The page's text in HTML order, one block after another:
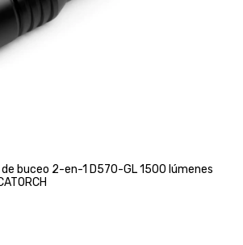
buceo 2-en-1 D570-GL 1500 lúmenes